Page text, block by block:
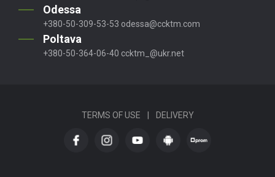
Odessa
+380-50-309-53-53 odessa@ccktm.com
Poltava
+380-50-364-06-40 ccktm_@ukr.net
TERMS OF USE DELIVERY